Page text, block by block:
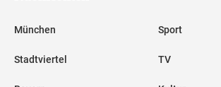
München
Stadtviertel
Sport
TV